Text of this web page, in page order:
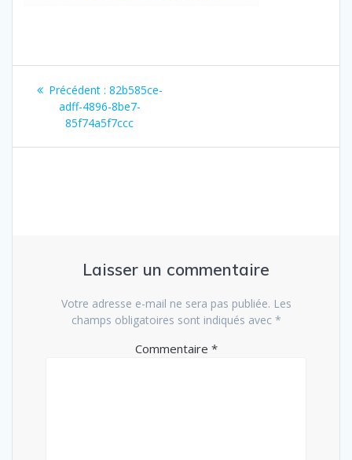
Navigation
l’article
Précédent : Article
précédent
:
82b585ce-
adff-4896-8be7-
85f74a5f7ccc
Laisser un commentaire
Votre adresse e-mail ne sera pas publiée. Les
champs obligatoires sont indiqués avec *
Commentaire *